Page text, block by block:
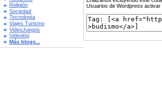
Religión
Sociedad
Tecnología
Viajes Turismo
VideoJuegos
Videolog
Más blogs...
Usuarios de Wordpress